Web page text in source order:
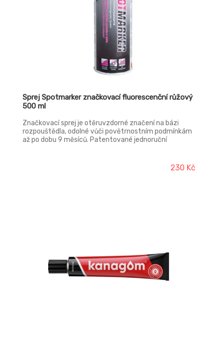
Sprej Spotmarker značkovací fluorescenční růžový
500 ml
Značkovací sprej je otěruvzdorné značení na bázi
rozpouštědla, odolné vůči povětrnostním podmínkám
až po dobu 9 měsíců. Patentované jednoruční
Značící sprej má velmi vysokou krycí schopnost a
intenzivní jas fluorescenčních barevných odstínů.
230 Kč